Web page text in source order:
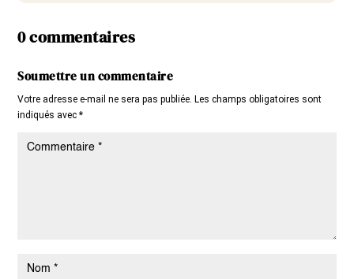
0 commentaires
Soumettre un commentaire
Votre adresse e-mail ne sera pas publiée. Les champs obligatoires sont
indiqués avec*